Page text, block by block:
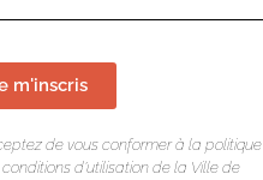
m'inscris
de vous conformer à la politique
d’utilisation de la Ville de